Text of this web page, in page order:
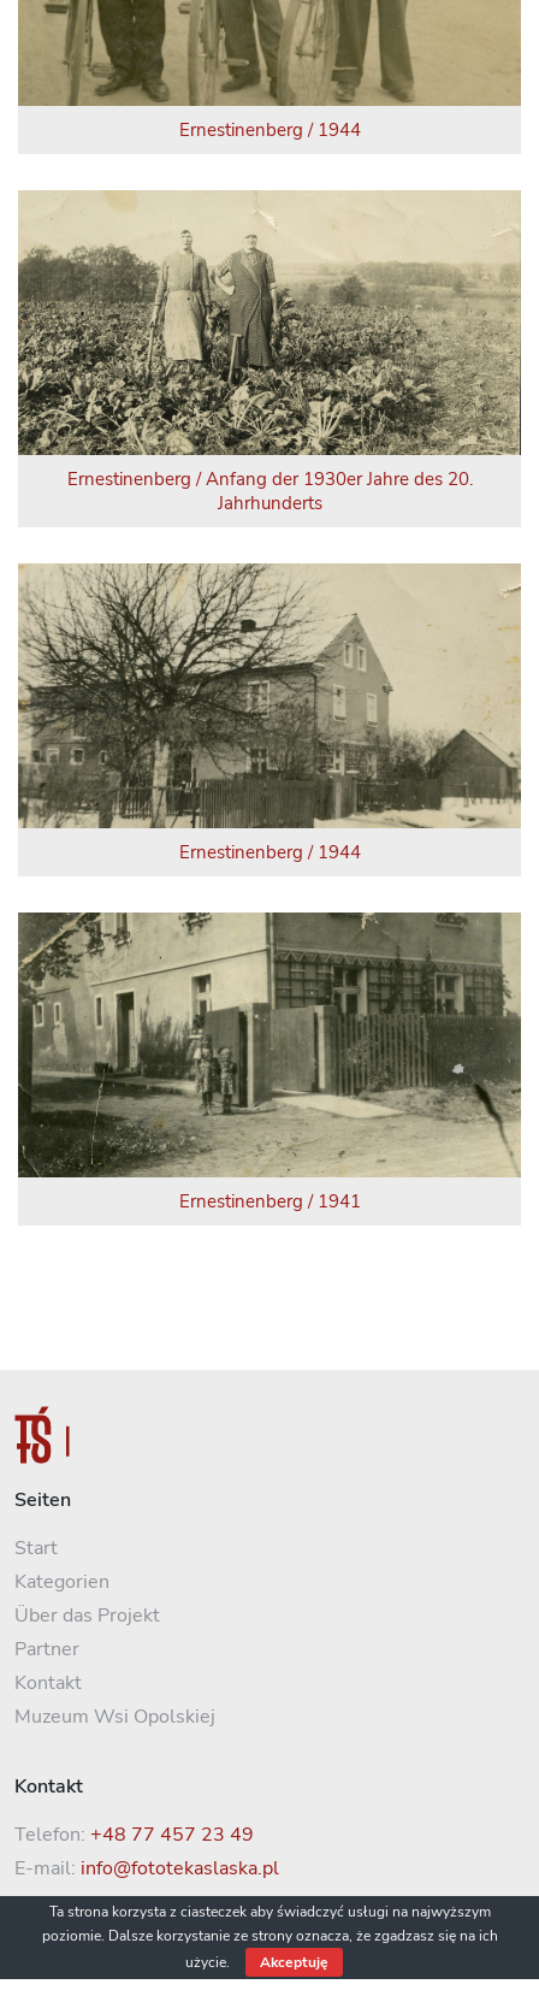
Ernestinenberg / 1944
Ernestinenberg / Anfang der 1930er Jahre des 20.
Jahrhunderts
Ernestinenberg / 1944
Ernestinenberg / 1941
Seiten
Start
Kategorien
Über das Projekt
Partner
Kontakt
Muzeum Wsi Opolskiej
Kontakt
Telefon: +48 77 457 23 49
E-mail: info@fototekaslaska.pl
Ta strona korzysta z ciasteczek aby świadczyć usługi na najwyższym
poziomie. Dalsze korzystanie ze strony oznacza, że zgadzasz się na ich
użycie.
Akceptuję